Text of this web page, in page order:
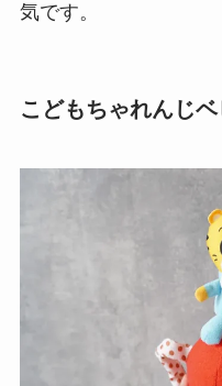
気です。
こどもちゃれんじ